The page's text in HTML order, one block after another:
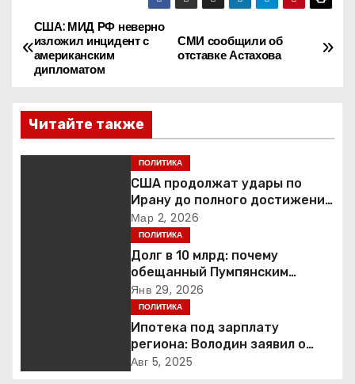
Н
а
и
о
СМИ сообщили об
отставке Астахова
США: МИД РФ неверно
изложил инцидент с
американским
дипломатом
Читайте также
ПОЛИТИКА
США продолжат удары по
Ирану до полного достижения
целей — Трамп
Мар 2, 2026
ПОЛИТИКА
Долг в 10 млрд: почему
обещанный Пумпянским
научный центр в
Екатеринбурге так и не
построен
Янв 29, 2026
ПОЛИТИКА
Ипотека под зарплату
региона: Володин заявил о
планах дифференцировать
Авг 5, 2025